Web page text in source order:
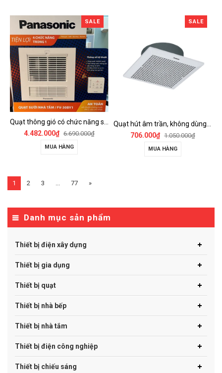
SALE
4.482.000₫ 6.690.000₫
MUA HÀNG
SALE
Quạt hút âm trần, không dùng ống dẫn Panasonic - FV-25TGU6
706.000₫ 1.050.000₫
MUA HÀNG
1 2 3 ... 77 »
Danh mục sản phẩm
Thiết bị điện xây dựng
Thiết bị gia dụng
Thiết bị quạt
Thiết bị nhà bếp
Thiết bị nhà tắm
Thiết bị điện công nghiệp
Thiết bị chiếu sáng